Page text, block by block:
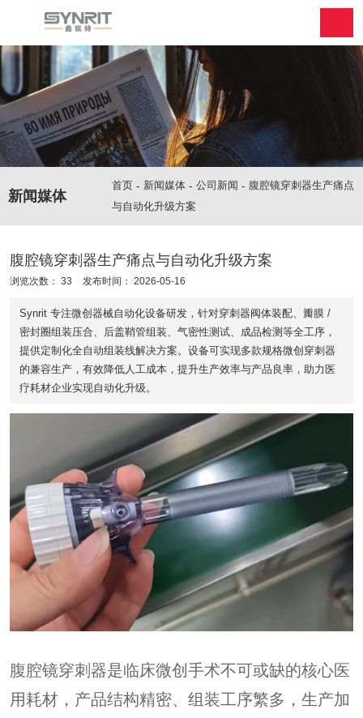
新闻媒体
首页- 新闻媒体 -公司新闻 - 腹腔镜穿刺器生产痛点
与自动化升级方案
腹腔镜穿刺器生产痛点与自动化升级方案
浏览次数： 33 发布时间： 2026-05-16
Synrit 专注微创器械自动化设备研发，针对穿刺器阀体装配、瓣膜 /
密封圈组装压合、后盖鞘管组装、气密性测试、成品检测等全工序，
提供定制化全自动组装线解决方案。设备可实现多款规格微创穿刺器
的兼容生产，有效降低人工成本，提升生产效率与产品良率，助力医
疗耗材企业实现自动化升级。
腹腔镜穿刺器是临床微创手术不可或缺的核心医
用耗材，产品结构精密、组装工序繁多，生产加